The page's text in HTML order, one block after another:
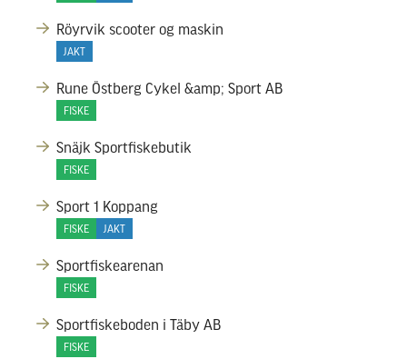
Röyrvik scooter og maskin
JAKT
Rune Östberg Cykel &amp; Sport AB
FISKE
Snäjk Sportfiskebutik
FISKE
Sport 1 Koppang
FISKE JAKT
Sportfiskearenan
FISKE
Sportfiskeboden i Täby AB
FISKE